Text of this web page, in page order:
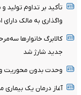
تأکید بر تداوم تولید
واگذاری به مالک
کالابرگ خانوارها
جدید شارژ شد
وحدت بدون محوریت